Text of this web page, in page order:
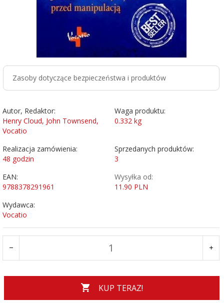
Zasoby dotyczące bezpieczeństwa i produktów
Autor, Redaktor:
Henry Cloud, John Townsend,
Vocatio
Waga produktu:
0.332 kg
Realizacja zamówienia:
48 godzin
Sprzedanych produktów:
3
EAN:
9788378291961
Wysyłka od:
11.90 PLN
Wydawca:
Vocatio
KUP TERAZ!